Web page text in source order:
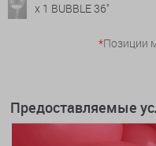
x 1 BUBBLE 36"
*Позиции
Предоставляемые